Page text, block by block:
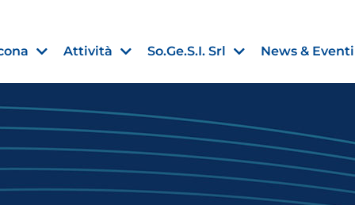
Attività So.Ge.S.I. Srl News & Eventi
Finanza agevolata